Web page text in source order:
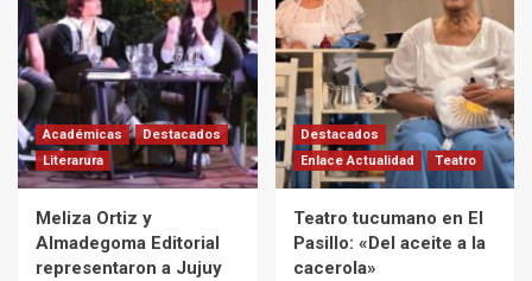
Académicas
Destacados
Literarura
Meliza Ortiz y
Almadegoma Editorial
representaron a Jujuy
Destacados
Enlace Actualidad
Teatro
Teatro tucumano en El
Pasillo: «Del aceite a la
cacerola»